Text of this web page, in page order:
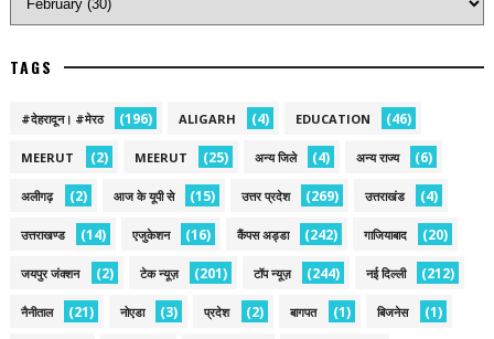
TAGS
#देहरादून। #मेरठ (196) ALIGARH (4) EDUCATION (46)
MEERUT (2) MEERUT (25) अन्य जिले (4) अन्य राज्य (6)
अलीगढ़ (2) आज के यूपी से (15) उत्तर प्रदेश (269) उत्तराखंड (4)
उत्तराखण्ड (14) एजुकेशन (16) कैंपस अड्डा (242) गाजियाबाद (20)
जयपुर जंक्शन (2) टेक न्यूज़ (201) टॉप न्यूज़ (244) नई द‍िल्ली (212)
नैनीताल (21) नोएडा (3) प्रदेश (2) बागपत (1) बिजनेस (1)